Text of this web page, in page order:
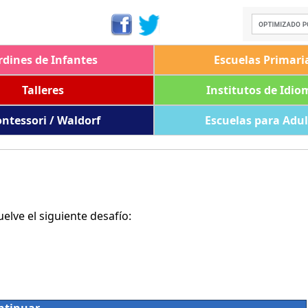
de Infantes Escuelas
Talleres
Institutos de
/ Waldorf
Escuelas para
el siguiente desafío: